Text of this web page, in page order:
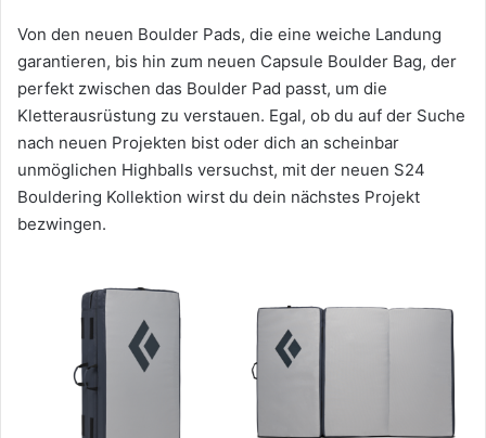
Von den neuen Boulder Pads, die eine weiche Landung
garantieren, bis hin zum neuen Capsule Boulder Bag, der
perfekt zwischen das Boulder Pad passt, um die
Kletterausrüstung zu verstauen. Egal, ob du auf der Suche
nach neuen Projekten bist oder dich an scheinbar
unmöglichen Highballs versuchst, mit der neuen S24
Bouldering Kollektion wirst du dein nächstes Projekt
bezwingen.